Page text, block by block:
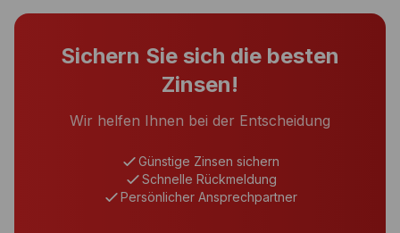
Sichern Sie sich die besten
Zinsen!
Wir helfen Ihnen bei der Entscheidung
Günstige Zinsen sichern
Schnelle Rückmeldung
Persönlicher Ansprechpartner